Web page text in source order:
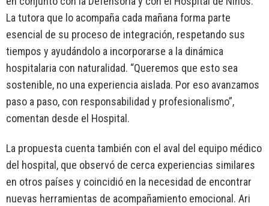
La tutora que lo acompaña cada mañana forma parte
esencial de su proceso de integración, respetando sus
tiempos y ayudándolo a incorporarse a la dinámica
hospitalaria con naturalidad. “Queremos que esto sea
sostenible, no una experiencia aislada. Por eso avanzamos
paso a paso, con responsabilidad y profesionalismo”,
comentan desde el Hospital.
La propuesta cuenta también con el aval del equipo médico
del hospital, que observó de cerca experiencias similares
en otros países y coincidió en la necesidad de encontrar
nuevas herramientas de acompañamiento emocional. Ari